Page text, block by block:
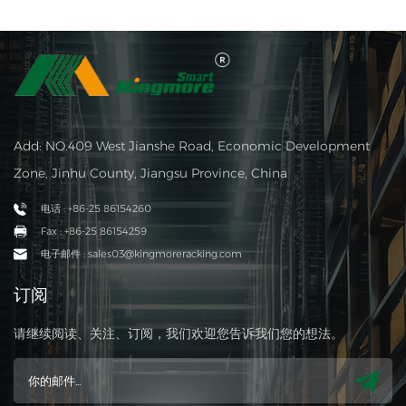
Add: NO.409 West Jianshe Road, Economic Development
Zone, Jinhu County, Jiangsu Province, China
电话 : +86-25 86154260
Fax : +86-25 86154259
电子邮件 : sales03@kingmoreracking.com
订阅
请继续阅读、关注、订阅，我们欢迎您告诉我们您的想法。